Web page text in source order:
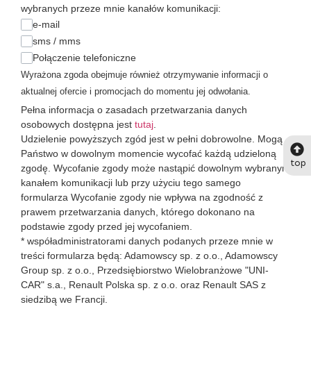
top
wybranych przeze mnie kanałów komunikacji:
e-mail
sms / mms
Połączenie telefoniczne
Wyrażona zgoda obejmuje również otrzymywanie informacji o
aktualnej ofercie i promocjach do momentu jej odwołania.
Pełna informacja o zasadach przetwarzania danych
osobowych dostępna jest tutaj
Udzielenie powyższych zgód jest w pełni dobrowolne. Mogą
Państwo w dowolnym momencie wycofać każdą udzieloną
zgodę. Wycofanie zgody może nastąpić dowolnym wybranym
kanałem komunikacji lub przy użyciu tego samego
formularza Wycofanie zgody nie wpływa na zgodność z
prawem przetwarzania danych, którego dokonano na
podstawie zgody przed jej wycofaniem.
* współadministratorami danych podanych przeze mnie w
treści formularza będą: Adamowscy sp. z o.o., Adamowscy
Group sp. z o.o., Przedsiębiorstwo Wielobranżowe "UNI-
CAR" s.a., Renault Polska sp. z o.o. oraz Renault SAS z
siedzibą we Francji.